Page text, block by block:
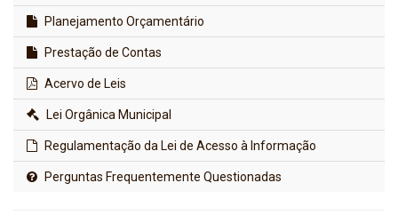
Planejamento Orçamentário
Prestação de Contas
Acervo de Leis
Lei Orgânica Municipal
Regulamentação da Lei de Acesso à Informação
Perguntas Frequentemente Questionadas